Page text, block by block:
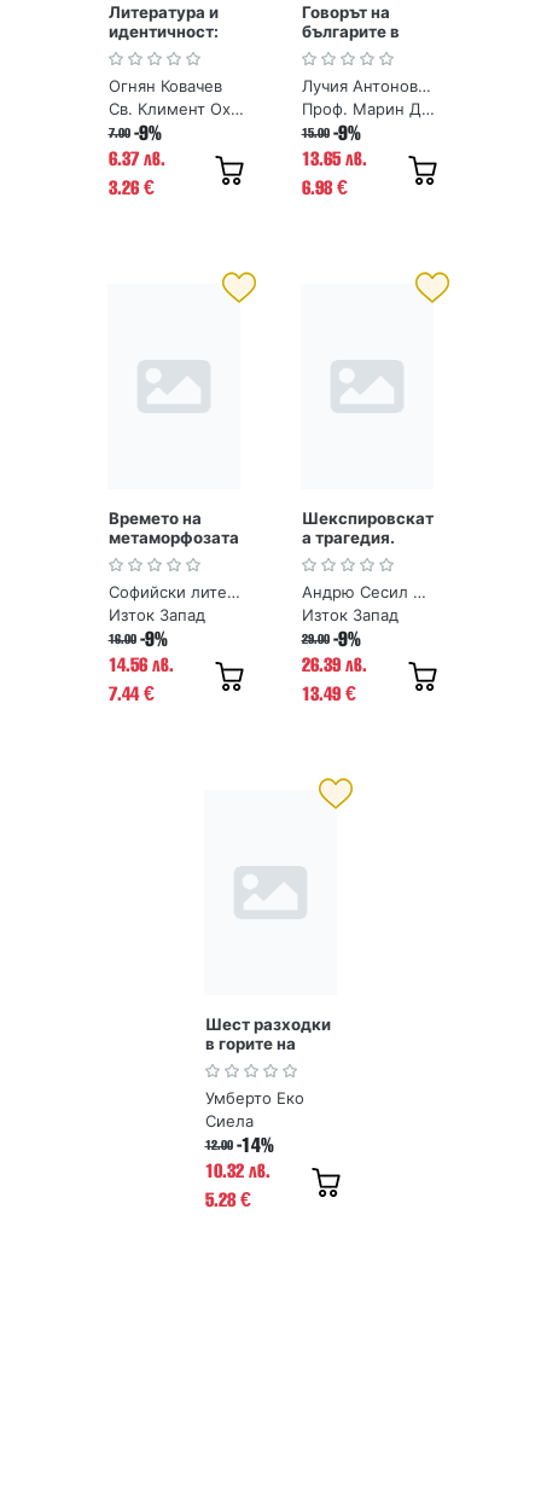
Литература и
идентичност:
преображения
на другостта
Огнян Ковачев
Св. Климент Охридски
7.00 -9%
6.37 лв.
3.26 €
Говорът на
българите в
Раховец,
Призренско
Лучия Антонова-Василева
Проф. Марин Дринов
15.00 -9%
13.65 лв.
6.98€
Времето на
метаморфозата
(Опити върху
Кафка)
Софийски литературоведски семинар
Изток Запад
16.00 -9%
14.56 лв.
7.44€
Шекспировскат
а трагедия.
Лекции върху
Хамлет, Отело,
Крал Лир и
Макбет
Андрю Сесил Брадли
Изток Запад
29.00 -9%
26.39 лв.
13.49 €
Шест разходки
в горите на
измислицата
Умберто Еко
Сиела
12.00 -14%
10.32 лв.
5.28€